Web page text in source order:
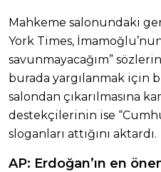
Mahkeme salonundaki
York Times,
savunmayacağım”
burada yargılanmak için
salondan çıkarılmasına
destekçilerinin ise
sloganları attığını aktardı.
AP: Erdoğan’ın en